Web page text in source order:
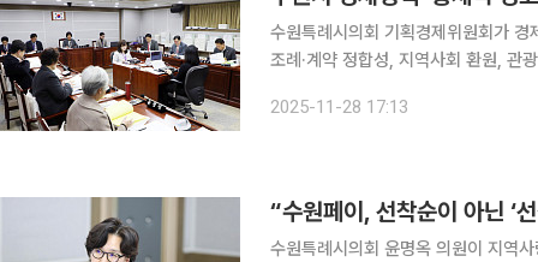
수원특례시의회 기획경제위원회가
조례·계약 정합성, 지역사회 환원, 관
2025-11-28 17:13
수원특례시의회 윤명옥 의원이 지역